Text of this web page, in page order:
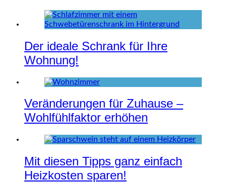
Der ideale Schrank für Ihre
Wohnung!
Veränderungen für Zuhause –
Wohlfühlfaktor erhöhen
Mit diesen Tipps ganz einfach
Heizkosten sparen!